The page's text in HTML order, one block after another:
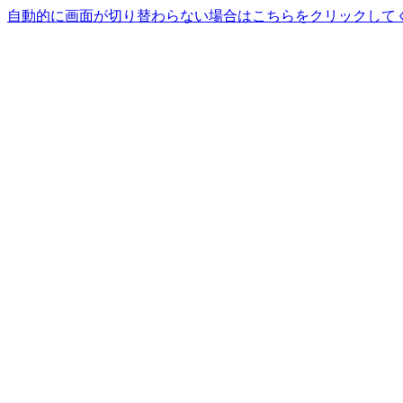
自動的に画面が切り替わらない場合はこちらをクリックして